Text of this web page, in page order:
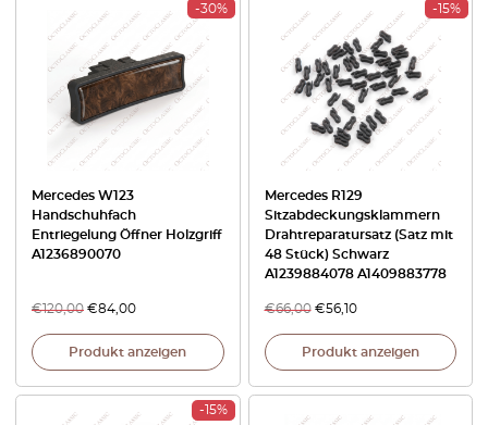
-30%
Mercedes W123
Handschuhfach
Entriegelung Öffner Holzgriff
A1236890070
€120,00 €84,00
Produkt anzeigen
-15%
Mercedes R129
Sitzabdeckungsklammern
Drahtreparatursatz (Satz mit
48 Stück) Schwarz
A1239884078 A1409883778
€66,00 €56,10
Produkt anzeigen
-15%